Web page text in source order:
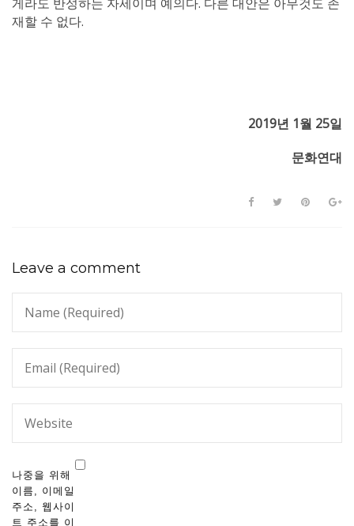
재할 수 없다.
2019년 1월 25일
문화연대
Leave a comment
나중을 위해
이름, 이메일
주소, 웹사이
트 주소를 이